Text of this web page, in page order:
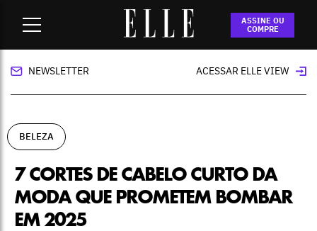
ASSINE OU
COMPRE
7 cortes de cabelo curto da moda que
prometem bombar em 2025
NEWSLETTER ACESSAR ELLE VIEW
BELEZA
7 CORTES DE CABELO CURTO DA
MODA QUE PROMETEM BOMBAR
EM 2025